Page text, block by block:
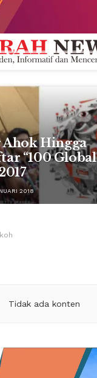
Ahok Hingga
“100 Global
2018
Tidak ada konten